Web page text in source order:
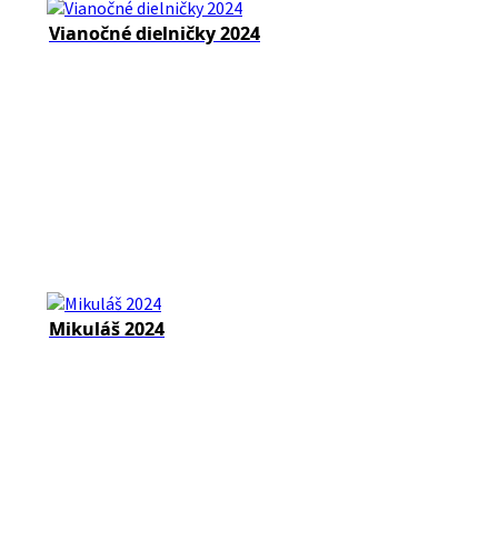
Vianočné dielničky 2024
Mikuláš 2024